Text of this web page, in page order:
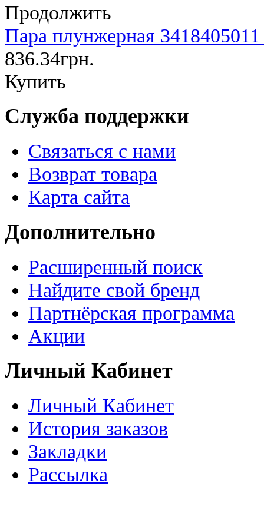
Продолжить
Пара плунжерная
836.34грн.
Купить
Служба поддержки
Связаться с нами
Возврат товара
Карта сайта
Дополнительно
Расширенный поиск
Найдите свой бренд
Партнёрская программа
Акции
Личный Кабинет
Личный Кабинет
История заказов
Закладки
Рассылка